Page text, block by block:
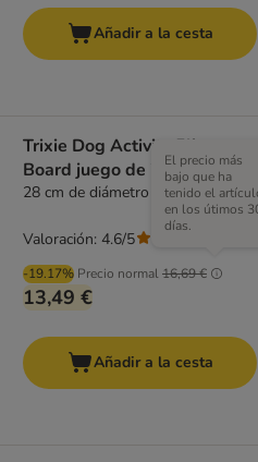
Añadir a la cesta
Trixie Dog Activity Flip
Board juego de inteligencia
28 cm de diámetro
-19.17% Precio normal16,69 €
El precio más
bajo que ha
tenido el
en los útimos
días.
13,49 €
Valoración: 4.6/5
Añadir a la cesta